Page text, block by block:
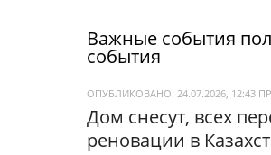
Важные события
события
ОПУБЛИКОВАНО: 24.07.2026, 12:43
Дом снесут, всех
реновации в